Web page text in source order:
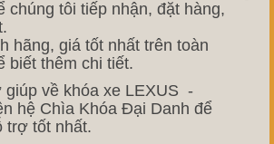
chúng tôi tiếp nhận, đặt hàng,
hãng, giá tốt nhất trên toàn
biết thêm chi tiết.
giúp về khóa xe LEXUS -
hệ Chìa Khóa Đại Danh để
trợ tốt nhất.